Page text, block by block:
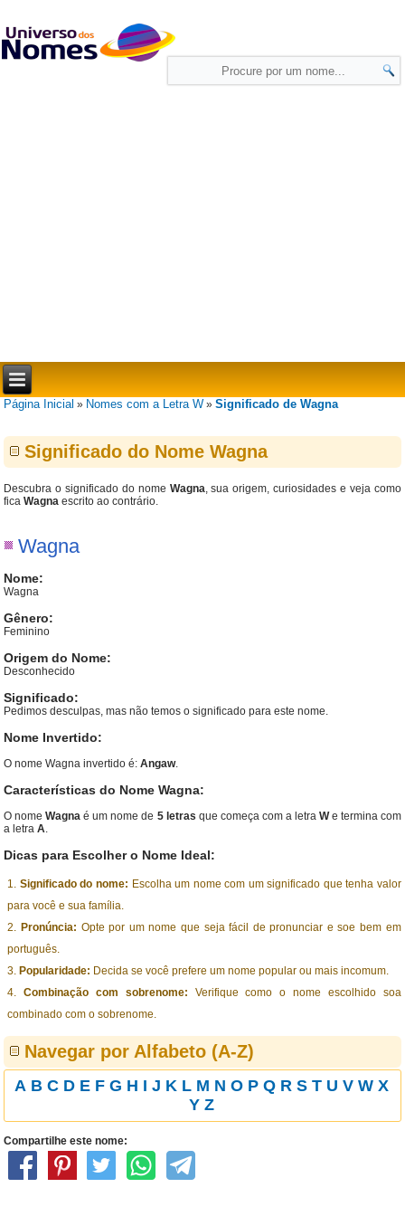
Página Inicial » Nomes com a Letra W »Significado de Wagna
Significado do Nome Wagna
Descubra o significado do nome Wagna, sua origem, curiosidades e veja como
ficaWagna escrito ao contrário.
Wagna
Nome:
Wagna
Gênero:
Feminino
Origem do Nome:
Desconhecido
Significado:
Pedimos desculpas, mas não temos o significado para este nome.
Nome Invertido:
O nome Wagna invertido é:Angaw.
Características do Nome Wagna:
O nomeWagna é um nome de 5 letras que começa com a letra We termina com
a letraA.
Dicas para Escolher o Nome Ideal:
Significado do nome: Escolha um nome com um significado que tenha valor
para você e sua família.
Pronúncia: Opte por um nome que seja fácil de pronunciar e soe bem em
português.
Popularidade: Decida se você prefere um nome popular ou mais incomum.
Combinação com sobrenome: Verifique como o nome escolhido soa
combinado com o sobrenome.
Navegar por Alfabeto (A-Z)
A B C D E F G H I J K L M N O P Q R S T U V W X
Y Z
Compartilhe este nome: